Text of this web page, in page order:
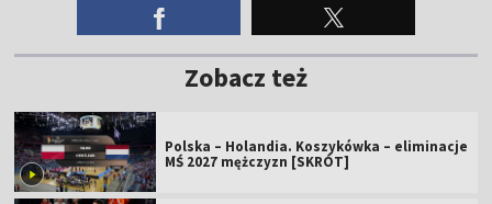
Zobacz też
Polska – Holandia. Koszykówka – eliminacje
MŚ 2027 mężczyzn [SKRÓT]